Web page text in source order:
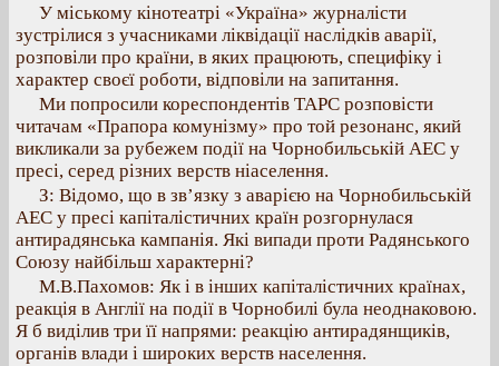
У міському кінотеатрі «Україна» журналісти
зустрілися з учасниками ліквідації наслідків аварії,
розповіли про країни, в яких працюють, специфіку і
характер своєї роботи, відповіли на запитання.
Ми попросили кореспондентів ТАРС розповісти
читачам «Прапора комунізму» про той резонанс, який
викликали за рубежем події на Чорнобильській АЕС у
пресі, серед різних верств ніаселення.
З: Відомо, що в зв’язку з аварією на Чорнобильській
АЕС у пресі капіталістичних країн розгорнулася
антирадянська кампанія. Які випади проти Радянського
Союзу найбільш характерні?
М.В.Пахомов: Як і в інших капіталістичних країнах,
реакція в Англії на події в Чорнобилі була неоднаковою.
Я б виділив три її напрями: реакцію антирадянщиків,
органів влади і широких верств населення.